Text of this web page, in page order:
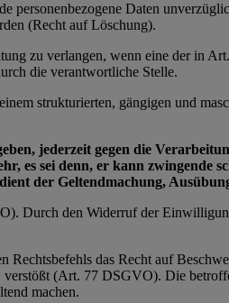
personenbezogene Daten
(Recht auf Löschung).
zu verlangen, wenn eine der in
die verantwortliche Stelle.
strukturierten, gängigen und
jederzeit gegen die
es sei denn, er kann
der Geltendmachung,
Durch den Widerruf der
das Recht auf
(Art. 77 DSGVO). Die
machen.